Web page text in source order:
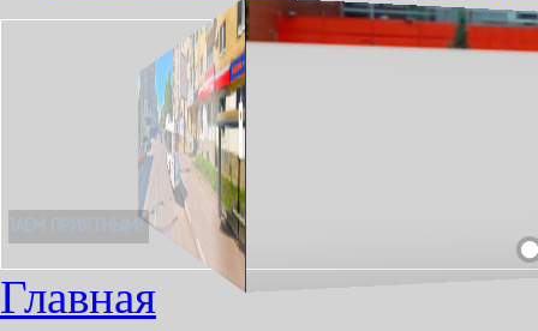
НЕОБХОДИМЫЙ ПРОЕЗД СДЕЛАЕМ ПРИЯТНЫМ!
Главная